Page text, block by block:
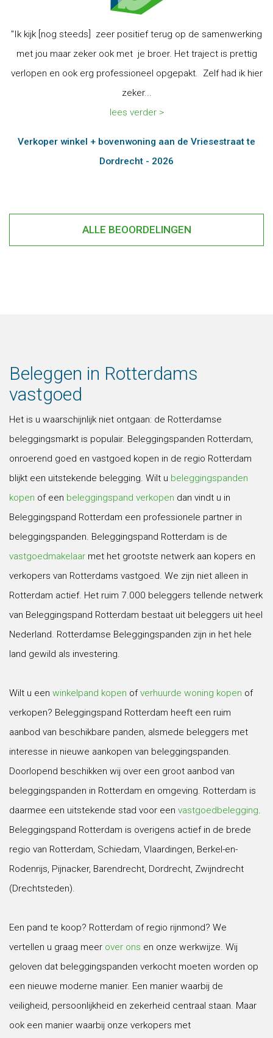
"Ik kijk [nog steeds] zeer positief terug op de samenwerking
met jou maar zeker ook met je broer. Het traject is prettig
verlopen en ook erg professioneel opgepakt. Zelf had ik hier
zeker...
lees verder >
Verkoper winkel + bovenwoning aan de Vriesestraat te
Dordrecht - 2026
ALLE BEOORDELINGEN
Beleggen in Rotterdams
vastgoed
Het is u waarschijnlijk niet ontgaan: de Rotterdamse
beleggingsmarkt is populair. Beleggingspanden Rotterdam,
onroerend goed en vastgoed kopen in de regio Rotterdam
blijkt een uitstekende belegging. Wilt u beleggingspanden
kopen of een beleggingspand verkopen dan vindt u in
Beleggingspand Rotterdam een professionele partner in
beleggingspanden. Beleggingspand Rotterdam is de
vastgoedmakelaar met het grootste netwerk aan kopers en
verkopers van Rotterdams vastgoed. We zijn niet alleen in
Rotterdam actief. Het ruim 7.000 beleggers tellende netwerk
van Beleggingspand Rotterdam bestaat uit beleggers uit heel
Nederland. Rotterdamse Beleggingspanden zijn in het hele
land gewild als investering.
Wilt u een winkelpand kopen ofverhuurde woning kopen of
verkopen? Beleggingspand Rotterdam heeft een ruim
aanbod van beschikbare panden, alsmede beleggers met
interesse in nieuwe aankopen van beleggingspanden.
Doorlopend beschikken wij over een groot aanbod van
beleggingspanden in Rotterdam en omgeving. Rotterdam is
daarmee een uitstekende stad voor een vastgoedbelegging
Beleggingspand Rotterdam is overigens actief in de brede
regio van Rotterdam, Schiedam, Vlaardingen, Berkel-en-
Rodenrijs, Pijnacker, Barendrecht, Dordrecht, Zwijndrecht
(Drechtsteden).
Een pand te koop? Rotterdam of regio rijnmond? We
vertellen u graag meer over ons en onze werkwijze. Wij
geloven dat beleggingspanden verkocht moeten worden op
een nieuwe moderne manier. Een manier waarbij de
veiligheid, persoonlijkheid en zekerheid centraal staan. Maar
ook een manier waarbij onze verkopers met